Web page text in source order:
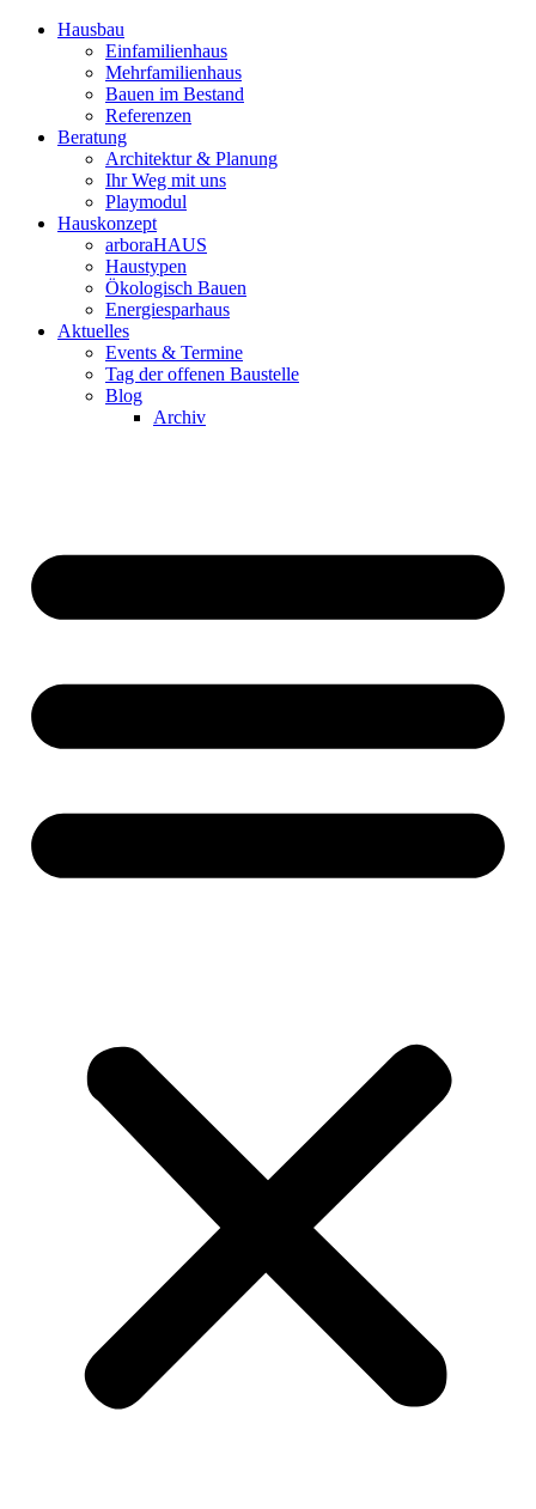
Hausbau
Einfamilienhaus
Mehrfamilienhaus
Bauen im Bestand
Referenzen
Beratung
Architektur & Planung
Ihr Weg mit uns
Playmodul
Hauskonzept
arboraHAUS
Haustypen
Ökologisch Bauen
Energiesparhaus
Aktuelles
Events & Termine
Tag der offenen Baustelle
Blog
Archiv